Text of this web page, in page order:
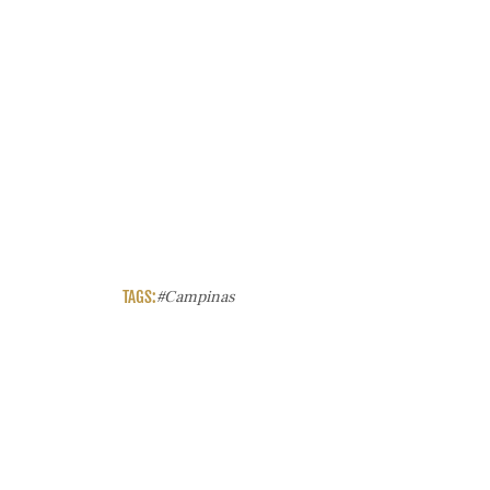
TAGS:#campinas